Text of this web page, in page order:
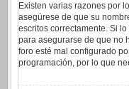
Existen varias razones por
asegúrese de que su
escritos correctamente. Si
para asegurarse de que no
foro esté mal configurado
programación, por lo que